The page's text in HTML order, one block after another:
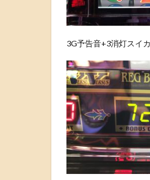
3G予告音+3消灯スイ